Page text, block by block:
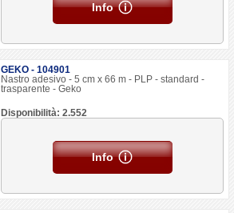
Info
GEKO - 104901
Nastro adesivo - 5 cm x 66 m - PLP - standard -
trasparente - Geko
Disponibilità: 2.552
Info